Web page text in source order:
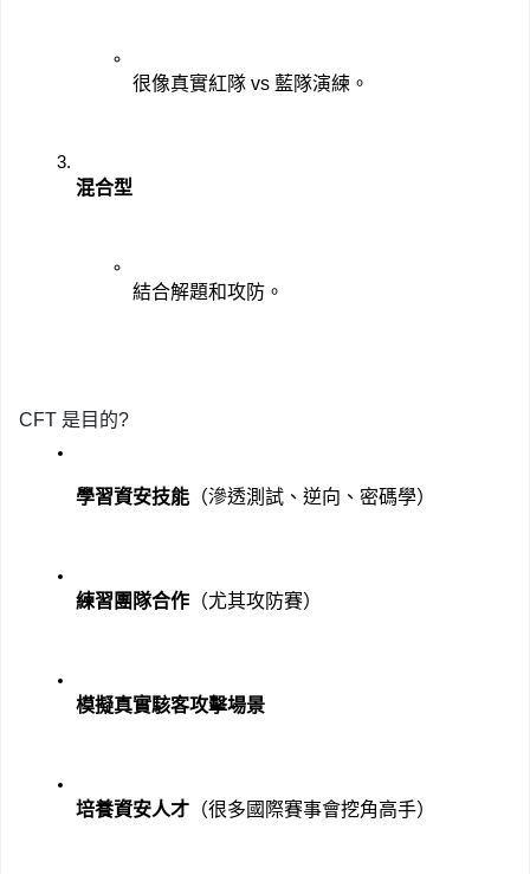
很像真實紅隊 vs 藍隊演練。
混合型
結合解題和攻防。
CFT 是目的?
學習資安技能 （滲透測試、逆向、密碼學）
練習團隊合作 （尤其攻防賽）
模擬真實駭客攻擊場景
培養資安人才 （很多國際賽事會挖角高手）